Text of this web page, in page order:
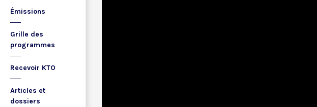
Émissions
Grille des
programmes
Recevoir KTO
Articles et
dossiers